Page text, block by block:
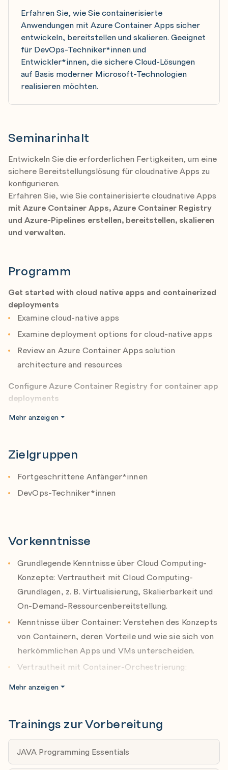
Erfahren Sie, wie Sie containerisierte
Anwendungen mit Azure Container Apps sicher
entwickeln, bereitstellen und skalieren. Geeignet
für DevOps-Techniker*innen und
Entwickler*innen, die sichere Cloud-Lösungen
auf Basis moderner Microsoft-Technologien
realisieren möchten.
Seminarinhalt
Entwickeln Sie die erforderlichen Fertigkeiten, um eine
sichere Bereitstellungslösung für cloudnative Apps zu
konfigurieren.
Erfahren Sie, wie Sie containerisierte cloudnative Apps
mit Azure Container Apps, Azure Container Registry
und Azure-Pipelines erstellen, bereitstellen, skalieren
und verwalten.
Programm
Get started with cloud native apps and containerized
deployments
Examine cloud-native apps
Examine deployment options for cloud-native apps
Review an Azure Container Apps solution
architecture and resources
Configure Azure Container Registry for container app
deployments
Examine registry operations for image management
Examine authentication with managed identity
Examine Azure Container Registry roles and
networks
Review the Azure Container Apps service
Examine Azure Container Apps containers and
Create a container app and container app
environment
Examine managed identities in Azure Container Apps
Examine ingress in Azure Container Apps
Container Apps
Apps
Examine cloud service connections in Azure
Container Apps
Mehr anzeigen
Zielgruppen
Fortgeschrittene Anfänger*innen
DevOps-Techniker*innen
Vorkenntnisse
Grundlegende Kenntnisse über Cloud Computing-
Konzepte: Vertrautheit mit Cloud Computing-
Grundlagen, z. B. Virtualisierung, Skalierbarkeit und
On-Demand-Ressourcenbereitstellung.
Kenntnisse über Container: Verstehen des Konzepts
von Containern, deren Vorteile und wie sie sich von
herkömmlichen Apps und VMs unterscheiden.
Vertrautheit mit Container-Orchestrierung:
Anwendungen.
Erfahrung mit Azure: Einige Kenntnisse über
Microsoft Azure und seine wichtigsten
Mehr anzeigen
Trainings zur Vorbereitung
JAVA Programming Essentials